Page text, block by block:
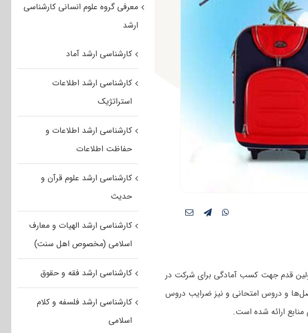
قدم جهت کسب آمادگی برای شرکت در
و دروس امتحانی و نیز ضرایب دروس
ارائه شده است.
معرفی گروه علوم انسانی کارشناسی
ارشد
کارشناسی ارشد آماد
کارشناسی ارشد اطلاعات
استراتژیک
کارشناسی ارشد اطلاعات و
حفاظت اطلاعات
کارشناسی ارشد علوم قرآن و
حدیث
کارشناسی ارشد الهیات و معارف
اسلامی (مخصوص اهل سنت)
کارشناسی ارشد فقه و حقوق
کارشناسی ارشد فلسفه و کلام
اسلامی